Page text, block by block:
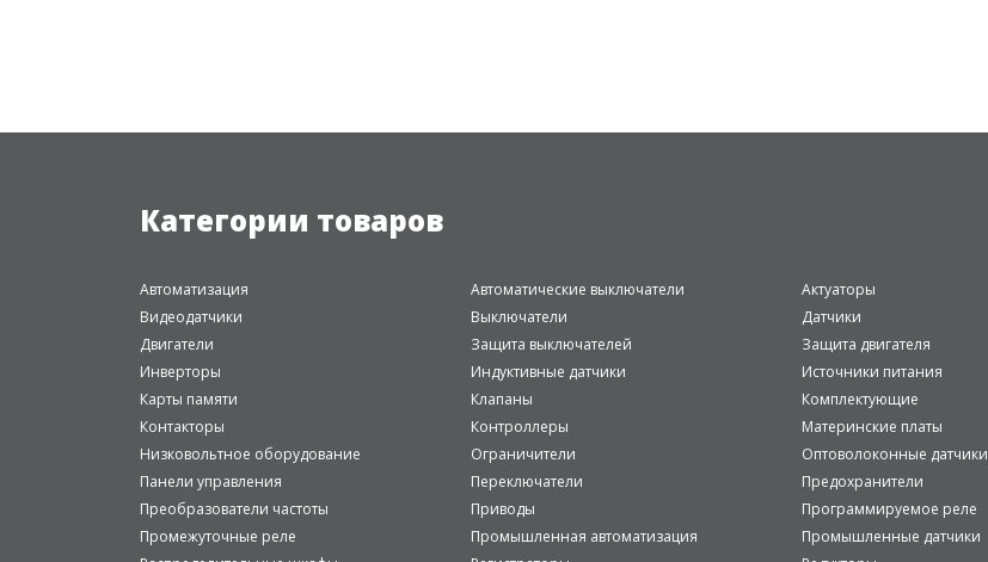
Категории товаров
Автоматизация Автоматические выключатели Актуаторы
Видеодатчики
Выключатели Датчики
Двигатели
Защита выключателей Защита двигателя
Инверторы
Индуктивные датчики Источники питания
Карты памяти
Клапаны Комплектующие
Контакторы
Контроллеры Материнские платы
Низковольтное оборудование
Ограничители Оптоволоконные датчики
Панели управления
Переключатели Предохранители
Преобразователи частоты
Приводы Программируемое реле
Промежуточные реле
Промышленная автоматизация Промышленные датчики